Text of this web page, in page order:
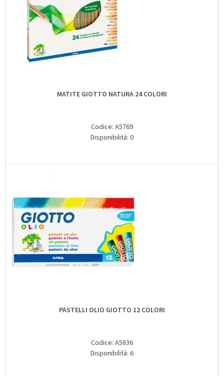
MATITE GIOTTO NATURA 24 COLORI
Codice: A5769
Disponibilità: 0
PASTELLI OLIO GIOTTO 12 COLORI
Codice: A5836
Disponibilità: 6